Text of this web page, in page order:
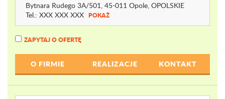
Bytnara Rudego 3A/501, 45-011 Opole, OPOLSKIE
Tel.: XXX XXX XXX POKAŻ
ZAPYTAJ O OFERTĘ
O FIRMIE REALIZACJE KONTAKT